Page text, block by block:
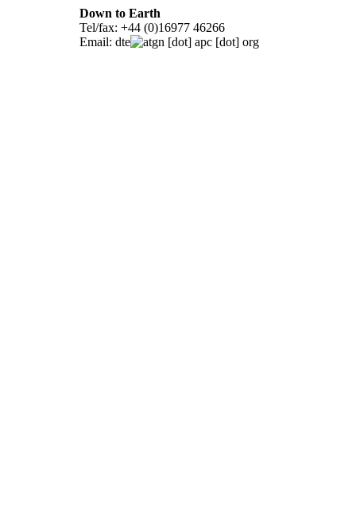
Down to Earth
Tel/fax: +44 (0)16977 46266
Email: dte gn [dot] apc [dot] org